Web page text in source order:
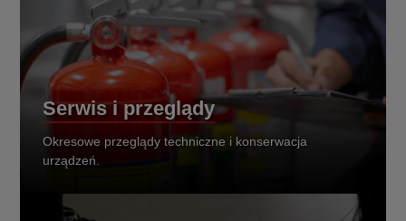
Serwis i przeglądy
Okresowe przeglądy techniczne i konserwacja
urządzeń.